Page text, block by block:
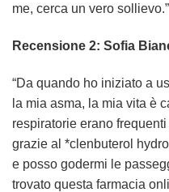
me, cerca un vero sollievo.”
Recensione 2: Sofia
“Da quando ho iniziato a
la mia asma, la mia vita è
respiratorie erano
grazie al *clenbuterol
e posso godermi le
trovato questa farmacia